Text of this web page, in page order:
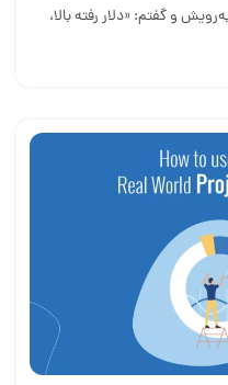
و گفتم: «دلار رفته بالا،